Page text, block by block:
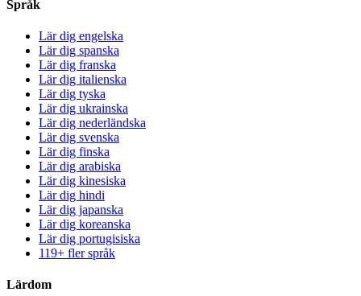
Språk
Lär dig engelska
Lär dig spanska
Lär dig franska
Lär dig italienska
Lär dig tyska
Lär dig ukrainska
Lär dig nederländska
Lär dig svenska
Lär dig finska
Lär dig arabiska
Lär dig kinesiska
Lär dig hindi
Lär dig japanska
Lär dig koreanska
Lär dig portugisiska
119+ fler språk
Lärdom